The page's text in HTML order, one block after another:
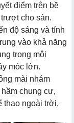
điểm trên bề
cho sàn.
độ sáng và tính
vào khả năng
trong môi
móc lớn.
mài nhám
chung cư,
thao ngoài trời,